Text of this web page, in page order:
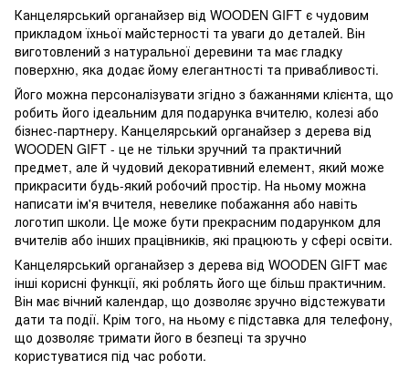
Канцелярський органайзер від WOODEN GIFT є чудовим
прикладом їхньої майстерності та уваги до деталей. Він
виготовлений з натуральної деревини та має гладку
поверхню, яка додає йому елегантності та привабливості.
Його можна персоналізувати згідно з бажаннями клієнта, що
робить його ідеальним для подарунка вчителю, колезі або
бізнес-партнеру. Канцелярський органайзер з дерева від
WOODEN GIFT - це не тільки зручний та практичний
предмет, але й чудовий декоративний елемент, який може
прикрасити будь-який робочий простір. На ньому можна
написати ім'я вчителя, невелике побажання або навіть
логотип школи. Це може бути прекрасним подарунком для
вчителів або інших працівників, які працюють у сфері освіти.
Канцелярський органайзер з дерева від WOODEN GIFT має
інші корисні функції, які роблять його ще більш практичним.
Він має вічний календар, що дозволяє зручно відстежувати
дати та події. Крім того, на ньому є підставка для телефону,
що дозволяє тримати його в безпеці та зручно
користуватися під час роботи.